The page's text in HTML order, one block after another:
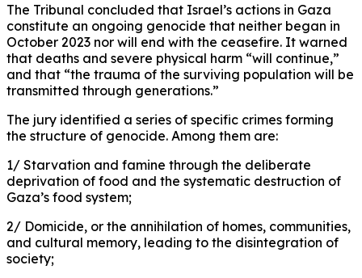
The Tribunal concluded that Israel’s actions in Gaza
constitute an ongoing genocide that neither began in
October 2023 nor will end with the ceasefire. It warned
that deaths and severe physical harm “will continue,”
and that “the trauma of the surviving population will be
transmitted through generations.”
The jury identified a series of specific crimes forming
the structure of genocide. Among them are:
1/ Starvation and famine through the deliberate
deprivation of food and the systematic destruction of
Gaza’s food system;
2/ Domicide, or the annihilation of homes, communities,
and cultural memory, leading to the disintegration of
society;